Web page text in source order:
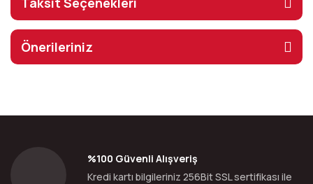
Önerileriniz
%100 Güvenli Alışveriş
Kredi kartı bilgileriniz 256Bit SSL sertifikası ile